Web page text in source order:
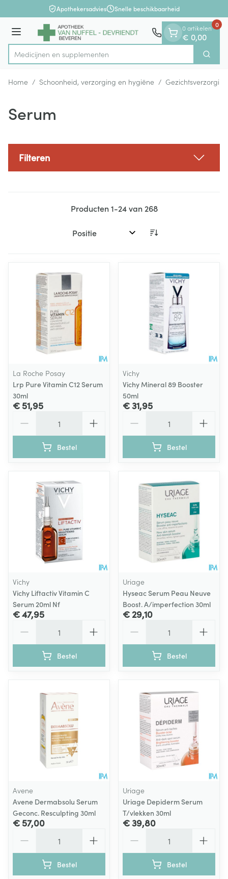
Ga naar de inhoudApothekersadvies Snelle beschikbaarheid
Menu
Product, merk, categorie...
Medicij Zoek
0 artikelen
€ 0,00
0
Home / Schoonheid, verzorging en hygiëne / Gezichtsverzorging
Serum
Filteren
Producten1-24van 268
Sorteer op:
La Roche Posay
Lrp Pure Vitamin C12 Serum
30ml
€ 51,95
Bestel
Vichy
Vichy Mineral 89 Booster
50ml
€ 31,95
Bestel
Vichy
Vichy Liftactiv Vitamin C
Serum 20ml Nf
€ 47,95
Bestel
Uriage
Hyseac Serum Peau Neuve
Boost. A/imperfection 30ml
€ 29,10
Bestel
Avene
Avene Dermabsolu Serum
Geconc. Resculpting 30ml
€ 57,00
Bestel
Uriage
Uriage Depiderm Serum
T/vlekken 30ml
€ 39,80
Bestel